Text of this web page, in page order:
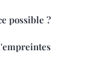
possible ?